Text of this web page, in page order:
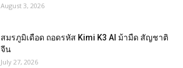
August 3, 2026
สมรภูมิเดือด ถอดรหัส Kimi K3 AI ม้ามืด สัญชาติ
จีน
July 27, 2026